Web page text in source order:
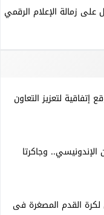
زمالة الإعلام الرقمي
إتفاقية لتعزيز التعاون
وجاكرتا
لكرة القدم المصغرة فى